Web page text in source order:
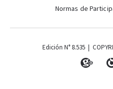
Normas de
Edición N° 8.535 |